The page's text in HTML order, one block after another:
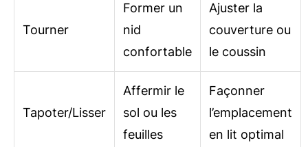
Tourner
Former un
nid
confortable
Ajuster la
couverture ou
le coussin
Tapoter/Lisser
Affermir le
sol ou les
feuilles
Façonner
l’emplacement
en lit optimal